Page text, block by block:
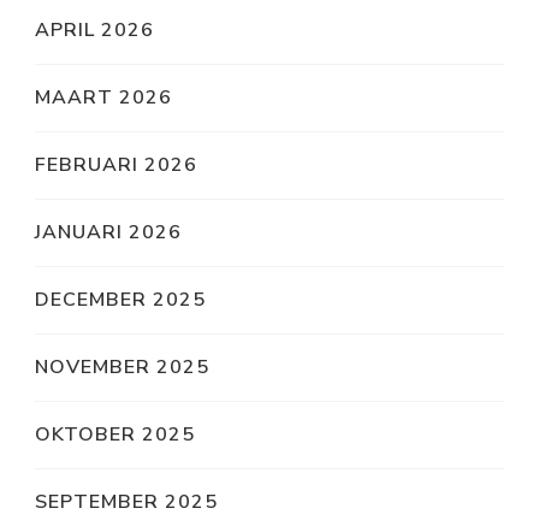
APRIL 2026
MAART 2026
FEBRUARI 2026
JANUARI 2026
DECEMBER 2025
NOVEMBER 2025
OKTOBER 2025
SEPTEMBER 2025